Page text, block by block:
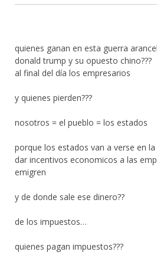
quienes ganan en esta guerra
donald trump y su opuesto chino???
al final del día los empresarios
y quienes pierden???
nosotros = el pueblo = los estados
porque los estados van a verse en
dar incentivos economicos a las
emigren
y de donde sale ese dinero??
de los impuestos…
quienes pagan impuestos???